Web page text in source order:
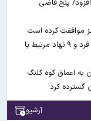
افزود/ پنج قاضی
موافقت کرده است
آمریکا تحریم‌های جدیدی علیه ایران اعمال کرد/ ۴ فرد و ۹ نهاد مرتبط با
به اعماق کوه کلنگ
گسترده کرد
آرشیو